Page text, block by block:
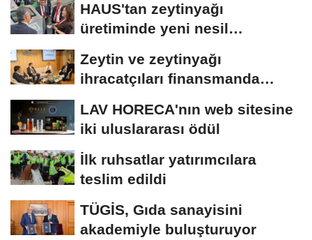
HAUS'tan zeytinyağı
üretiminde yeni nesil
Zeytin ve zeytinyağı
ihracatçıları finansmanda
LAV HORECA'nın web sitesine
iki uluslararası ödül
İlk ruhsatlar yatırımcılara
teslim edildi
TÜGİS, Gıda sanayisini
akademiyle buluşturuyor